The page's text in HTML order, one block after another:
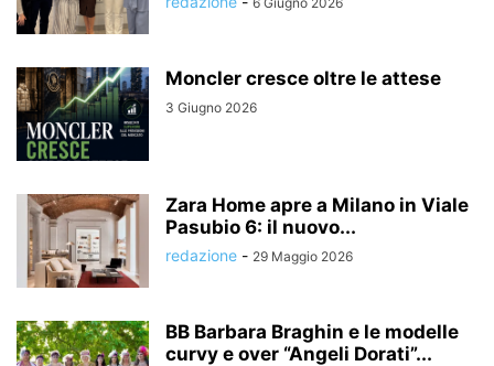
Moncler cresce oltre le attese
3 Giugno 2026
Zara Home apre a Milano in Viale
Pasubio 6: il nuovo...
redazione - 29 Maggio 2026
BB Barbara Braghin e le modelle
curvy e over “Angeli Dorati”...